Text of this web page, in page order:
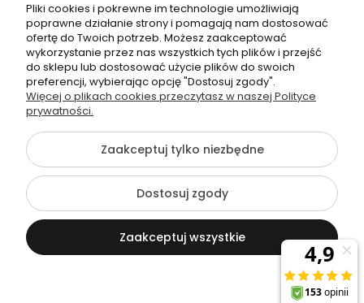
©2026 Wszelkie Prawa Zastrzeżone | agneess sklep
internetowy
Szablon Flex byEcommercy
Pokaż pełną wersję strony
Sklep internetowy Shoper Premium
Pliki cookies i pokrewne im technologie umożliwiają
poprawne działanie strony i pomagają nam dostosować
ofertę do Twoich potrzeb. Możesz zaakceptować
wykorzystanie przez nas wszystkich tych plików i przejść
do sklepu lub dostosować użycie plików do swoich
preferencji, wybierając opcję "Dostosuj zgody".
Więcej o plikach cookies przeczytasz w naszej Polityce
prywatności.
Zaakceptuj tylko niezbędne
Dostosuj zgody
Zaakceptuj wszystkie